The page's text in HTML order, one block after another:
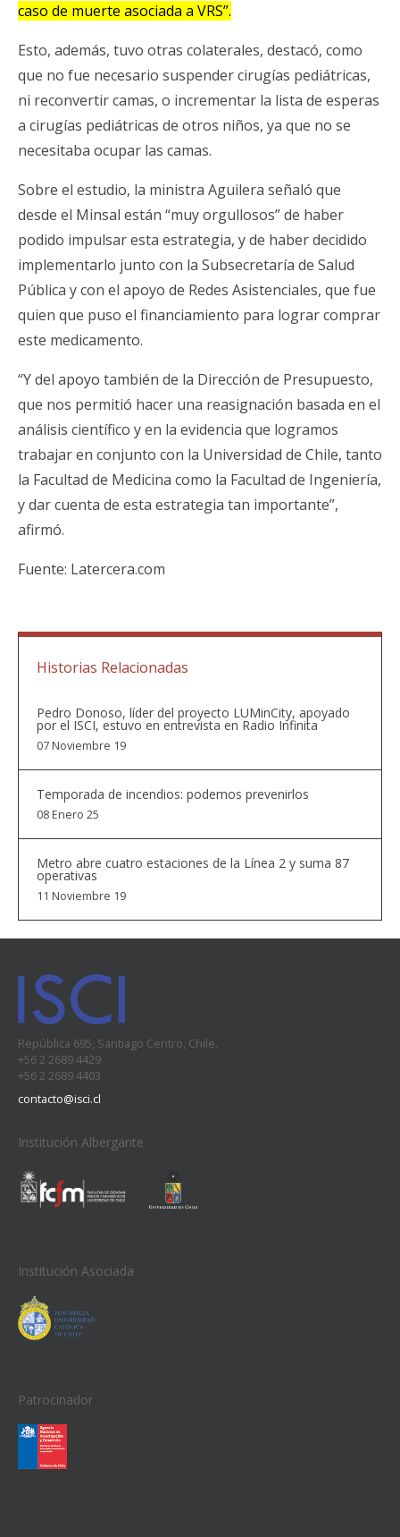
caso de muerte asociada a VRS”.
Esto, además, tuvo otras colaterales, destacó, como
que no fue necesario suspender cirugías pediátricas,
ni reconvertir camas, o incrementar la lista de esperas
a cirugías pediátricas de otros niños, ya que no se
necesitaba ocupar las camas.
Sobre el estudio, la ministra Aguilera señaló que
desde el Minsal están “muy orgullosos” de haber
podido impulsar esta estrategia, y de haber decidido
implementarlo junto con la Subsecretaría de Salud
Pública y con el apoyo de Redes Asistenciales, que fue
quien que puso el financiamiento para lograr comprar
este medicamento.
“Y del apoyo también de la Dirección de Presupuesto,
que nos permitió hacer una reasignación basada en el
análisis científico y en la evidencia que logramos
trabajar en conjunto con la Universidad de Chile, tanto
la Facultad de Medicina como la Facultad de Ingeniería,
y dar cuenta de esta estrategia tan importante”,
afirmó.
Fuente: Latercera.com
Historias Relacionadas
Pedro Donoso, líder del proyecto LUMinCity, apoyado
por el ISCI, estuvo en entrevista en Radio Infinita
07 Noviembre 19
Temporada de incendios: podemos prevenirlos
08 Enero 25
Metro abre cuatro estaciones de la Línea 2 y suma 87
operativas
11 Noviembre 19
República 695, Santiago Centro, Chile.
+56 2 2689 4429
+56 2 2689 4403
contacto@isci.cl
Institución Albergante
Institución Asociada
Patrocinador